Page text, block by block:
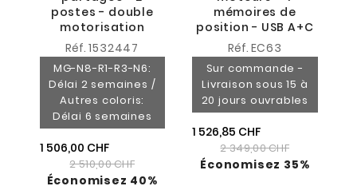
postes - double
motorisation
Réf.1532447
MG-N8-R1-R3-N6:
Délai 2 semaines /
Autres coloris:
Délai 6 semaines
1 506,00 CHF
2 510,00 CHF
Économisez 40%
mémoires de
position - USB A+C
Réf. EC63
Sur commande -
Livraison sous 15 à
20 jours ouvrables
1 526,85 CHF
2 349,00 CHF
Économisez 35%